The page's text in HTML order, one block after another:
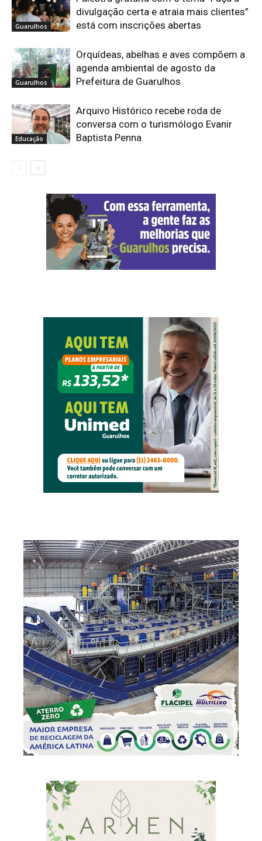
Guarulhos
divulgação certa e atraia mais clientes”
está com inscrições abertas
Guarulhos
Orquídeas, abelhas e aves compõem a
agenda ambiental de agosto da
Prefeitura de Guarulhos
Educação
Arquivo Histórico recebe roda de
conversa com o turismólogo Evanir
Baptista Penna